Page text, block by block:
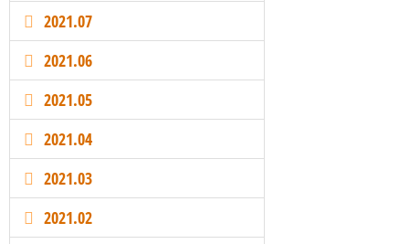
2021.07
2021.06
2021.05
2021.04
2021.03
2021.02